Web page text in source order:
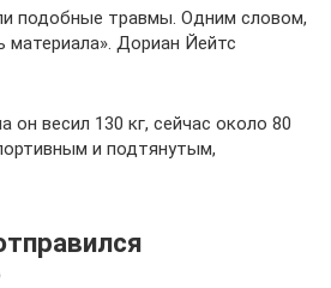
подобные травмы. Одним словом,
материала». Дориан Йейтс
он весил 130 кг, сейчас около 80
и подтянутым,